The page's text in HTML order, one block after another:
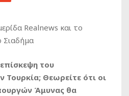
Realnews και το
Σιαδήμα
του
Θεωρείτε ότι οι
Άμυνας θα